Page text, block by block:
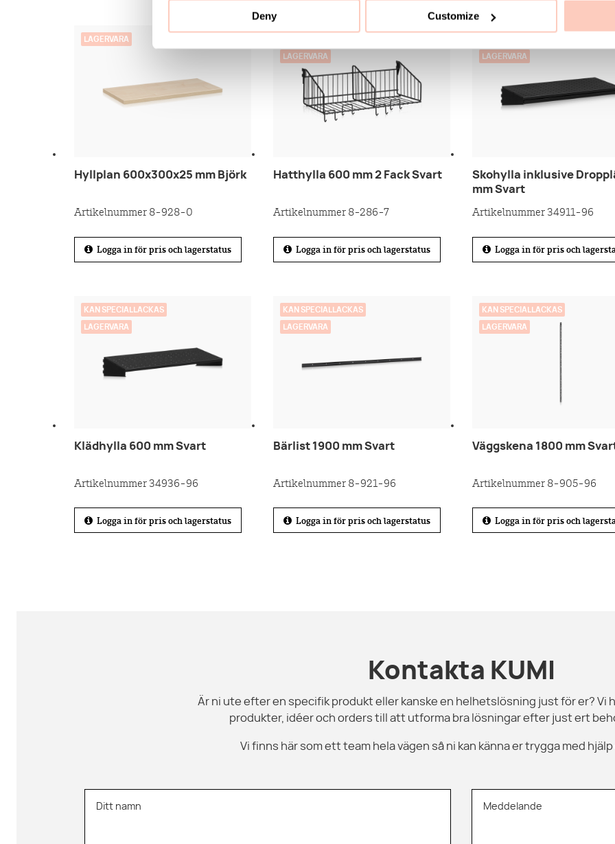
Deny Customize
LAGERVARA
Hyllplan 600x300x25 mm Björk
Artikelnummer 8-928-0
Logga in för pris och lagerstatus
LAGERVARA
Hatthylla 600 mm 2 Fack Svart
Artikelnummer 8-286-7
Logga in för pris och lagerstatus
LAGERVARA
Skohylla inklusive
mm Svart
Artikelnummer 34911-96
Logga in för pris och
KAN SPECIALLACKAS
LAGERVARA
Klädhylla 600 mm Svart
Artikelnummer 34936-96
Logga in för pris och lagerstatus
KAN SPECIALLACKAS
LAGERVARA
Bärlist 1900 mm Svart
Artikelnummer 8-921-96
Logga in för pris och lagerstatus
KAN SPECIALLACKAS
LAGERVARA
Väggskena 1800 mm
Artikelnummer 8-905-96
Logga in för pris och
Kontakta KUMI
Är ni ute efter en specifik produkt eller kanske en helhetslösning just för er? Vi
produkter, idéer och orders till att utforma bra lösningar efter just ert
Vi finns här som ett team hela vägen så ni kan känna er trygga med
Ditt namn Meddelande